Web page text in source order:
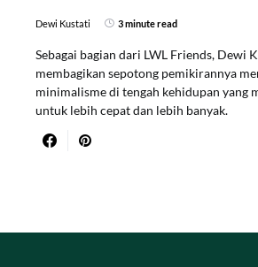
Dewi Kustati 3 minute read
Sebagai bagian dari LWL Friends, Dewi
membagikan sepotong pemikirannya
minimalisme di tengah kehidupan yang
untuk lebih cepat dan lebih banyak.